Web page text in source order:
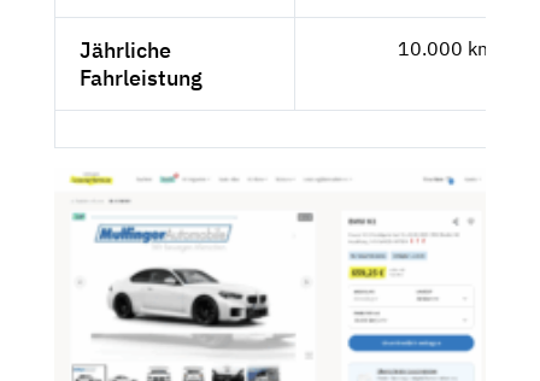
Jährliche
Fahrleistung
10.000 km